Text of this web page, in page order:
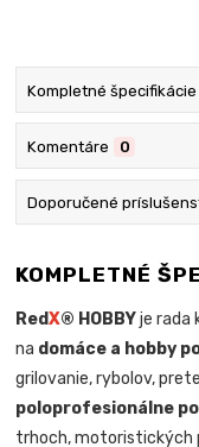
Kompletné špecifikácie
Komentáre 0
Doporučené
KOMPLETNÉ
RedX® HOBBYje rada
na domáce a hobby
grilovanie, rybolov,
poloprofesionálne
trhoch, motoristických